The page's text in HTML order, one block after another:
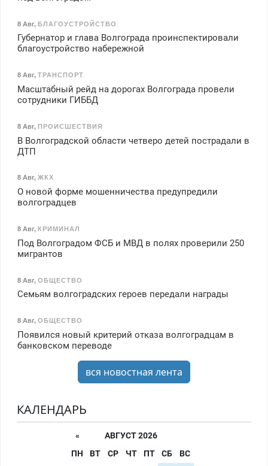
8 Авг, БЛАГОУСТРОЙСТВО
Губернатор и глава Волгограда проинспектировали
благоустройство набережной
8 Авг, ТРАНСПОРТ
Масштабный рейд на дорогах Волгограда провели
сотрудники ГИББД
8 Авг, ПРОИСШЕСТВИЯ
В Волгоградской области четверо детей пострадали в
ДТП
8 Авг, ЖКХ
О новой форме мошенничества предупредили
волгоградцев
8 Авг, КРИМИНАЛ
Под Волгоградом ФСБ и МВД в полях проверили 250
мигрантов
8 Авг, ОБЩЕСТВО
Семьям волгоградских героев передали награды
8 Авг, ОБЩЕСТВО
Появился новый критерий отказа волгоградцам в
банковском переводе
вся новостная лента
КАЛЕНДАРЬ
«
АВГУСТ 2026
ПН
ВТ СР ЧТ ПТ СБ ВС